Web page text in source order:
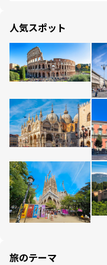
人気スポット
旅のテーマ